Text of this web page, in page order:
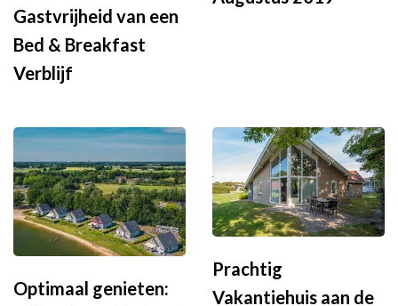
Gastvrijheid van een
Bed & Breakfast
Verblijf
Optimaal genieten:
Prachtig
Vakantiehuis aan de